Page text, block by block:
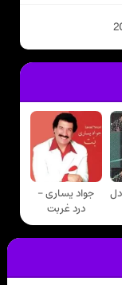
جواد يساری -
درد غربت